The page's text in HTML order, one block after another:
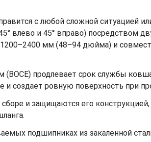
с любой сложной ситуацией
влево и 45° вправо)
мм (48–94 дюйма) и
продлевает срок службы
и создает ровную поверхность при
и защищаются его
подшипниках из закаленной